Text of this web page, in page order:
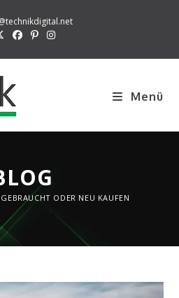
Menü
ODER NEU KAUFEN